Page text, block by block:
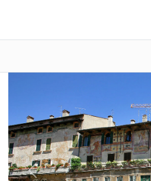
Previous